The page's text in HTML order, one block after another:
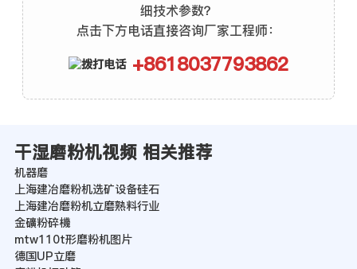
细技术参数？
点击下方电话直接咨询厂家工程师：
+8618037793862
干湿磨粉机视频 相关推荐
机器磨
上海建冶磨粉机选矿设备硅石
上海建冶磨粉机立磨熟料行业
金礦粉碎機
mtw110t形磨粉机图片
德国UP立磨